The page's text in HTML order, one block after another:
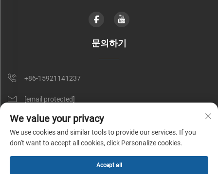
문의하기
+86-15921141237
[email protected]
RM 602, NO. 1509, CAOAN ROAD, SHANGHAI, CHINA
Copyright © Shunnai Belting (Shanghai) Co., Ltd. All Rights Reserved |
개인정보 처리방침
We value your privacy
We use cookies and similar tools to provide our services. If you
don't want to accept all cookies, click Personalize cookies.
Accept all